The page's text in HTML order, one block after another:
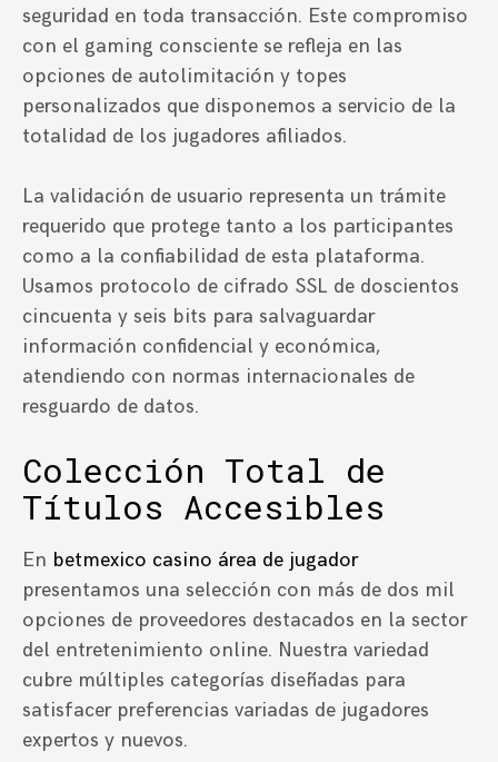
seguridad en toda transacción. Este compromiso
con el gaming consciente se refleja en las
opciones de autolimitación y topes
personalizados que disponemos a servicio de la
totalidad de los jugadores afiliados.
La validación de usuario representa un trámite
requerido que protege tanto a los participantes
como a la confiabilidad de esta plataforma.
Usamos protocolo de cifrado SSL de doscientos
cincuenta y seis bits para salvaguardar
información confidencial y económica,
atendiendo con normas internacionales de
resguardo de datos.
Colección Total de
Títulos Accesibles
En betmexico casino área de jugador
presentamos una selección con más de dos mil
opciones de proveedores destacados en la sector
del entretenimiento online. Nuestra variedad
cubre múltiples categorías diseñadas para
satisfacer preferencias variadas de jugadores
expertos y nuevos.